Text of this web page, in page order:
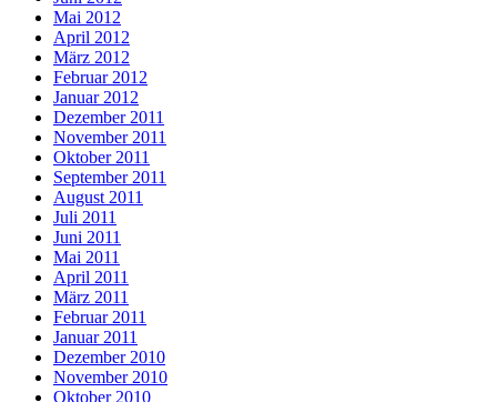
Mai 2012
April 2012
März 2012
Februar 2012
Januar 2012
Dezember 2011
November 2011
Oktober 2011
September 2011
August 2011
Juli 2011
Juni 2011
Mai 2011
April 2011
März 2011
Februar 2011
Januar 2011
Dezember 2010
November 2010
Oktober 2010